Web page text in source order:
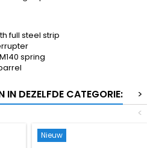
full steel strip
spring
IN DEZELFDE CATEGORIE:
>
<
Nieuw